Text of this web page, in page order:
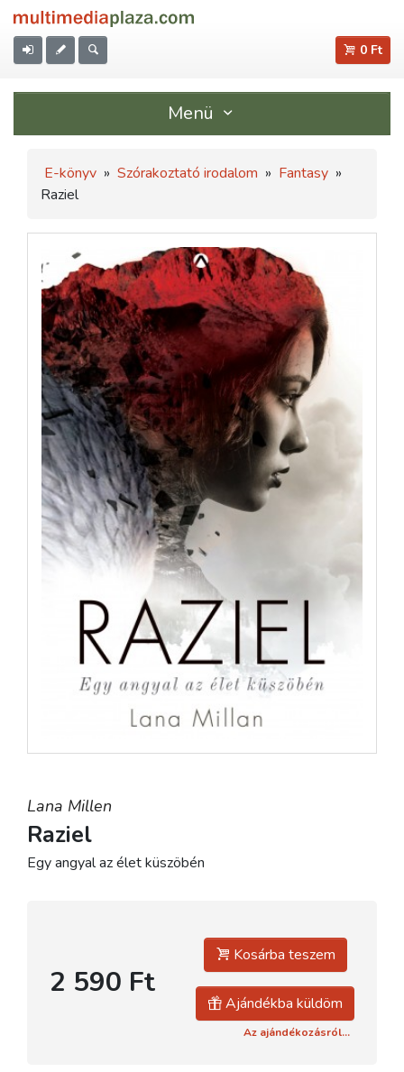
0 Ft
Menü
E-könyv » Szórakoztató irodalom » Fantasy »
Raziel
Lana Millen
Raziel
Egy angyal az élet küszöbén
2 590 Ft
Kosárba teszem
Ajándékba küldöm
Az ajándékozásról...